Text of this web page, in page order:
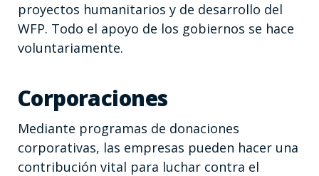
proyectos humanitarios y de desarrollo del
WFP. Todo el apoyo de los gobiernos se hace
voluntariamente.
Corporaciones
Mediante programas de donaciones
corporativas, las empresas pueden hacer una
contribución vital para luchar contra el